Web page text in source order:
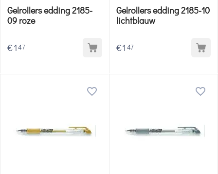
Gelrollers edding 2185-
09 roze
€147
Gelrollers edding 2185-10
lichtblauw
€1 47